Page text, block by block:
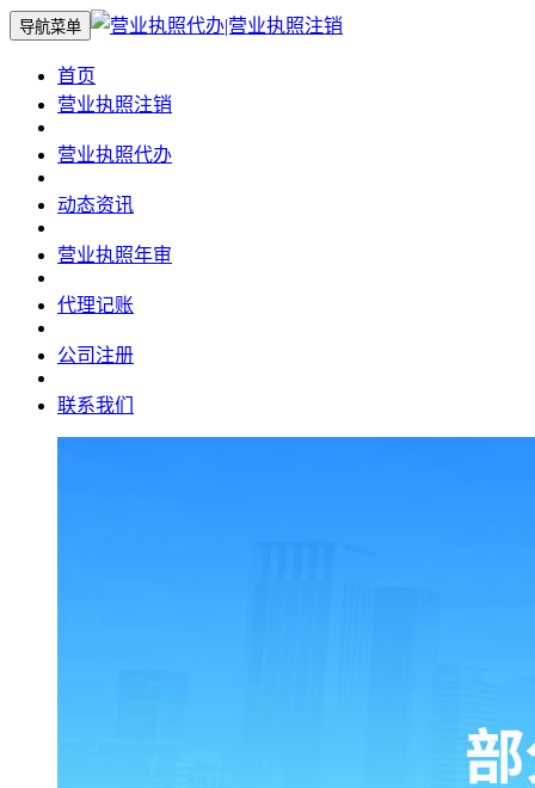
导航菜单
首页
营业执照注销
营业执照代办
动态资讯
营业执照年审
代理记账
公司注册
联系我们